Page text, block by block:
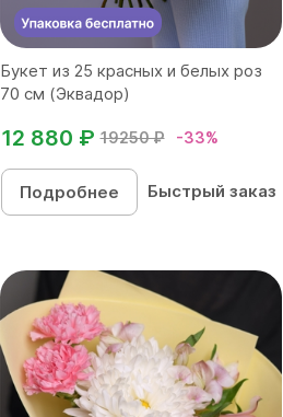
Букет из 25 красных и белых роз
70 см (Эквадор)
19250 ₽ -33%
12 880 ₽
Подробнее Быстрый заказ